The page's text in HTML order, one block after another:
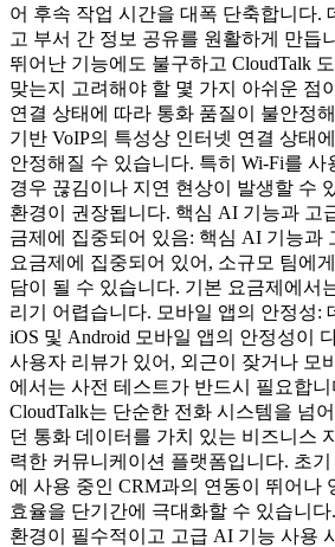
어 후속 작업 시간을 대폭 단축합니다.
고 부서 간 정보 공유를 원활하게 만듭
뛰어난 기능에도 불구하고 CloudTalk
맞는지 고려해야 할 몇 가지 아쉬운 점
연결 상태에 따라 통화 품질이 불안정
기반 VoIP의 특성상 인터넷 연결 상태
안정해질 수 있습니다. 특히 Wi-Fi를 사
경우 끊김이나 지연 현상이 발생할 수
환경이 권장됩니다. 핵심 AI 기능과 고
금제에 집중되어 있음: 핵심 AI 기능과
요금제에 집중되어 있어, 소규모 팀에
담이 될 수 있습니다. 기본 요금제에서
리기 어렵습니다. 모바일 앱의 안정성:
iOS 및 Android 모바일 앱의 안정성이
사용자 리뷰가 있어, 외근이 잦거나 모
에서는 사전 테스트가 반드시 필요합
CloudTalk는 단순한 전화 시스템을 넘
던 통화 데이터를 가치 있는 비즈니스
력한 커뮤니케이션 플랫폼입니다. 초
에 사용 중인 CRM과의 연동이 뛰어나
효율을 단기간에 극대화할 수 있습니
환경이 필수적이고 고급 AI 기능 사용